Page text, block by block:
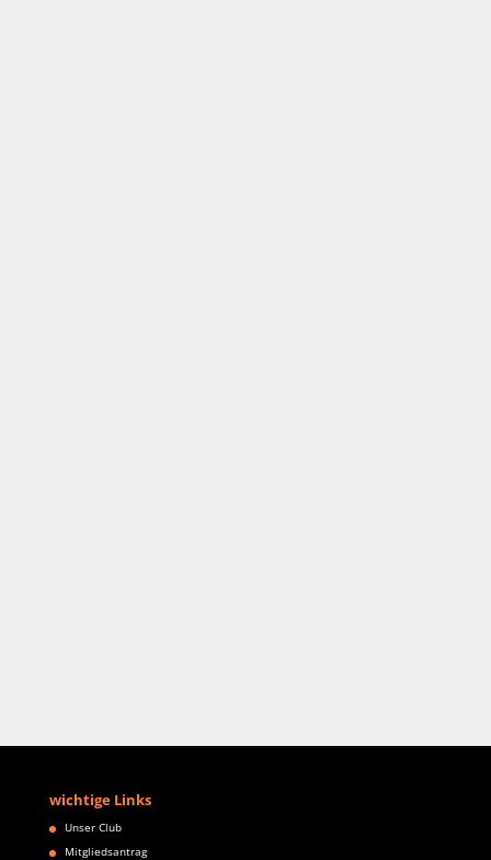
wichtige Links
Unser Club
Mitgliedsantrag